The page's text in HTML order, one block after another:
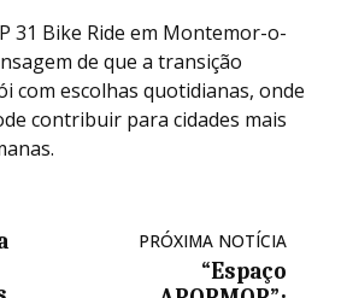
31 Bike Ride em Montemor-o-
de que a transição
com escolhas quotidianas, onde
contribuir para cidades mais
PRÓXIMA NOTÍCIA
“Espaço